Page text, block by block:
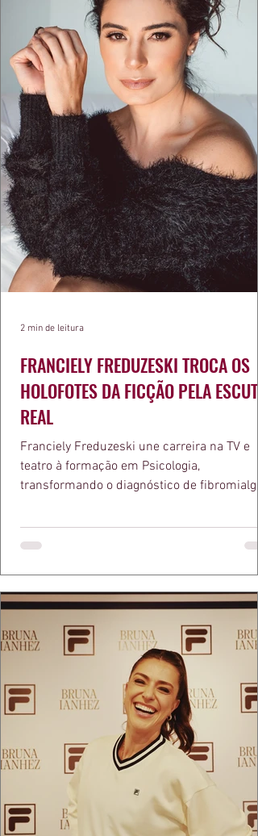
FRANCIELY FREDUZESKI TROCA OS
HOLOFOTES DA FICÇÃO PELA ESCUTA
REAL
Franciely Freduzeski une carreira na TV e
teatro à formação em Psicologia,
transformando o diagnóstico de fibromialgia
medalha Chiquinha Gonzaga.
2 min de leitura